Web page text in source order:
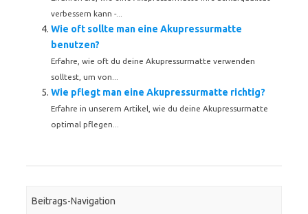
verbessern kann -...
Wie oft sollte man eine Akupressurmatte
benutzen?
Erfahre, wie oft du deine Akupressurmatte verwenden
solltest, um von...
Wie pflegt man eine Akupressurmatte richtig?
Erfahre in unserem Artikel, wie du deine Akupressurmatte
optimal pflegen...
Beitrags-Navigation